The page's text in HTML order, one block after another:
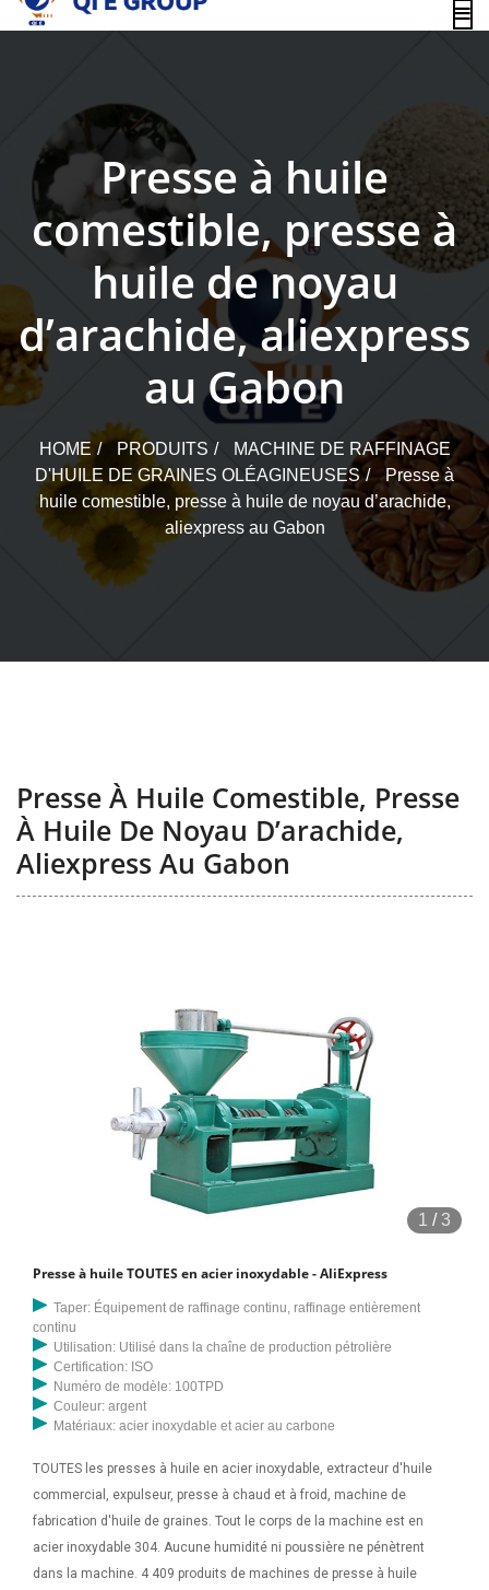
content
Presse à huile
comestible, presse à
huile de noyau
d’arachide, aliexpress
au Gabon
HOME PRODUITS
MACHINE DE RAFFINAGE
D'HUILE DE GRAINES OLÉAGINEUSES
Presse à
huile comestible, presse à huile de noyau d’arachide,
aliexpress au Gabon
Presse À Huile Comestible, Presse
À Huile De Noyau D’arachide,
Aliexpress Au Gabon
1 /3
Presse à huile TOUTES en acier inoxydable - AliExpress
Taper: Équipement de raffinage continu, raffinage entièrement
continu
Utilisation: Utilisé dans la chaîne de production pétrolière
Certification: ISO
Numéro de modèle: 100TPD
Couleur: argent
Matériaux: acier inoxydable et acier au carbone
TOUTES les presses à huile en acier inoxydable, extracteur d'huile
commercial, expulseur, presse à chaud et à froid, machine de
fabrication d'huile de graines. Tout le corps de la machine est en
acier inoxydable 304. Aucune humidité ni poussière ne pénètrent
dans la machine. 4 409 produits de machines de presse à huile